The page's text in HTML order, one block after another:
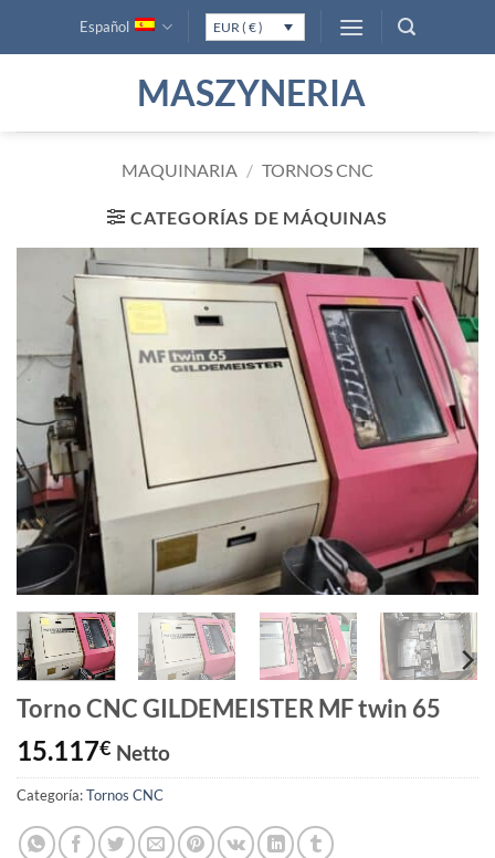
Español EUR ( € )
MASZYNERIA
MAQUINARIA / TORNOS CNC
CATEGORÍAS DE MÁQUINAS
Torno CNC GILDEMEISTER MF twin 65
15.117€ Netto
Categoría:Tornos CNC